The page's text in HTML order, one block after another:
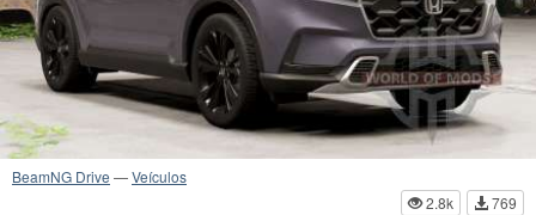
BeamNG Drive —Veículos
2.8k
769